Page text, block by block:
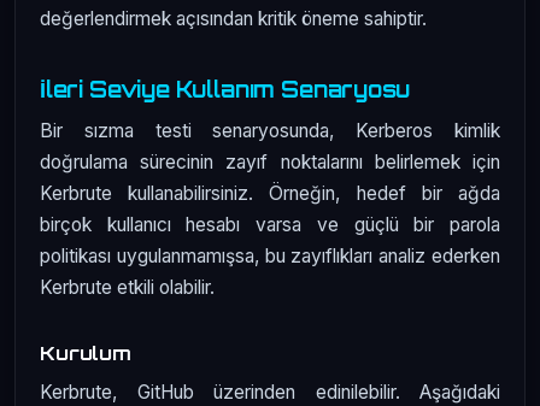
değerlendirmek açısından kritik öneme sahiptir.
İleri Seviye Kullanım Senaryosu
Bir sızma testi senaryosunda, Kerberos kimlik
doğrulama sürecinin zayıf noktalarını belirlemek için
Kerbrute kullanabilirsiniz. Örneğin, hedef bir ağda
birçok kullanıcı hesabı varsa ve güçlü bir parola
politikası uygulanmamışsa, bu zayıflıkları analiz ederken
Kerbrute etkili olabilir.
Kurulum
Kerbrute, GitHub üzerinden edinilebilir. Aşağıdaki